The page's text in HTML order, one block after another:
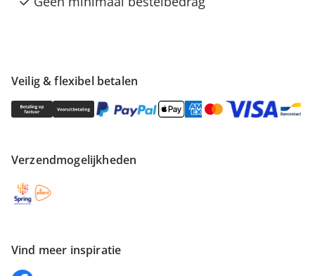
Veilig & flexibel betalen
Verzendmogelijkheden
Vind meer inspiratie